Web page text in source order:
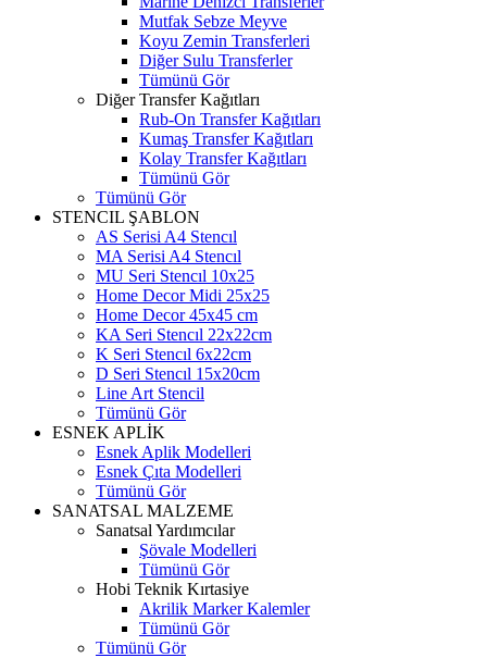
Mutfak Sebze Meyve
Koyu Zemin Transferleri
Diğer Sulu Transferler
Tümünü Gör
Diğer Transfer Kağıtları
Rub-On Transfer Kağıtları
Kumaş Transfer Kağıtları
Kolay Transfer Kağıtları
Tümünü Gör
Tümünü Gör
STENCIL ŞABLON
AS Serisi A4 Stencıl
MA Serisi A4 Stencıl
MU Seri Stencıl 10x25
Home Decor Midi 25x25
Home Decor 45x45 cm
KA Seri Stencıl 22x22cm
K Seri Stencıl 6x22cm
D Seri Stencıl 15x20cm
Line Art Stencil
Tümünü Gör
ESNEK APLİK
Esnek Aplik Modelleri
Esnek Çıta Modelleri
Tümünü Gör
SANATSAL MALZEME
Sanatsal Yardımcılar
Şövale Modelleri
Tümünü Gör
Hobi Teknik Kırtasiye
Akrilik Marker Kalemler
Tümünü Gör
Tümünü Gör